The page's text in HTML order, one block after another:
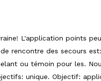
L'application points
rencontre des secours
ou témoin pour les.
unique. Objectif: